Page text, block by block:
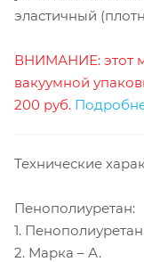
эластичный
ВНИМАНИЕ: этот
вакуумной
200 руб.
Технические
Пенополиуретан:
1.
2. Марка – А.